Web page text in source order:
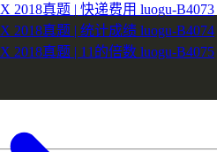
2018真题 | 快递费用 luogu-B4073
2018真题 | 统计成绩 luogu-B4074
2018真题 | 11的倍数 luogu-B4075